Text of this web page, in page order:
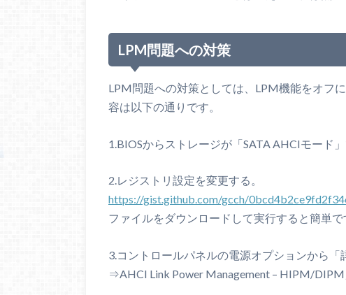
LPM問題への対策
LPM問題への対策としては、LPM機能をオフ
容は以下の通りです。
1.BIOSからストレージが「SATA AHCIモード
2.レジストリ設定を変更する。
https://gist.github.com/gcch/
ファイルをダウンロードして実行すると簡単で
3.コントロールパネルの電源オプションから
⇒AHCI Link Power Management – HIPM/